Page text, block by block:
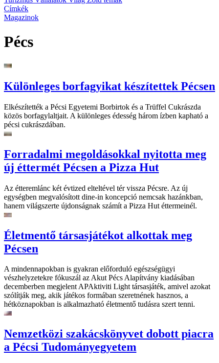
Címkék
Magazinok
Pécs
Különleges borfagyikat készítettek Pécsen
Elkészítették a Pécsi Egyetemi Borbirtok és a Trüffel Cukrászda
közös borfagylaltjait. A különleges édesség három ízben kapható a
pécsi cukrászdában.
Forradalmi megoldásokkal nyitotta meg
új éttermét Pécsen a Pizza Hut
Az étteremlánc két évtized elteltével tér vissza Pécsre. Az új
egységben megvalósított dine-in koncepció nemcsak hazánkban,
hanem világszerte újdonságnak számít a Pizza Hut éttermeinél.
Életmentő társasjátékot alkottak meg
Pécsen
A mindennapokban is gyakran előforduló egészségügyi
vészhelyzetekre fókuszál az Akut Pécs Alapítvány kiadásában
decemberben megjelent APAktiviti Light társasjáték, amivel azokat
szólítják meg, akik játékos formában szeretnének hasznos, a
hétköznapokban is alkalmazható életmentő tudásra szert tenni.
Nemzetközi szakácskönyvet dobott piacra
a Pécsi Tudományegyetem